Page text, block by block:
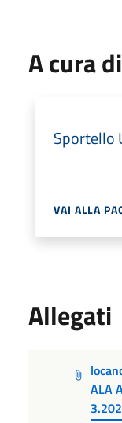
A cura di
Sportello
VAI ALLA
Allegati
ALA